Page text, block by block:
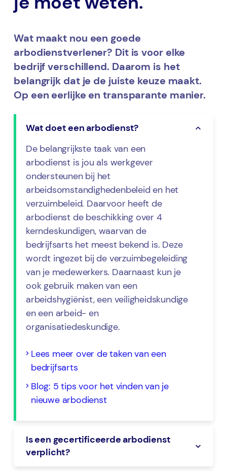
Wat maakt nou een goede
arbodienstverlener? Dit is voor elke
bedrijf verschillend. Daarom is het
belangrijk dat je de juiste keuze maakt.
Op een eerlijke en transparante manier.
Wat doet een arbodienst?
De belangrijkste taak van een
arbodienst is jou als werkgever
ondersteunen bij het
arbeidsomstandighedenbeleid en het
verzuimbeleid. Daarvoor heeft de
arbodienst de beschikking over 4
kerndeskundigen, waarvan de
bedrijfsarts het meest bekend is. Deze
wordt ingezet bij de verzuimbegeleiding
van je medewerkers. Daarnaast kun je
ook gebruik maken van een
arbeidshygiënist, een veiligheidskundige
en een arbeid- en
organisatiedeskundige.
Lees meer over de taken van een
bedrijfsarts
Blog: 5 tips voor het vinden van je
nieuwe arbodienst
Is een gecertificeerde arbodienst
verplicht?